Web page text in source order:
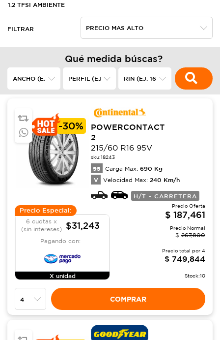
1.2 TFSI AMBIENTE
FILTRAR
Qué medida búscas?
-30%
POWERCONTACT
2
215/60 R16 95V
sku:18243
95 Carga Max: 690 Kg
V Velocidad Max: 240 Km/h
H/T - CARRETERA
Precio Especial:
6 cuotas x
(sin intereses)
$31,243
Pagando con:
X unidad
Precio Oferta
$ 187,461
Precio Normal
$ 267,800
Precio total por 4
$ 749,844
Stock:10
COMPRAR